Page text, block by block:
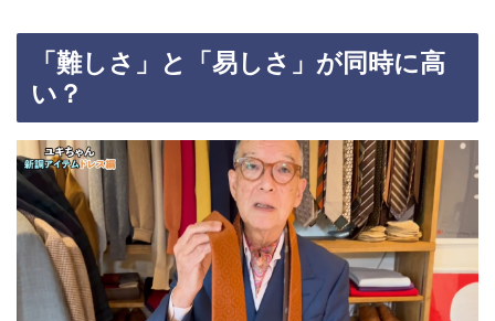
「難しさ」と「易しさ」が同時に高
い？